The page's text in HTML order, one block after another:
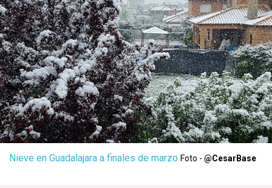
Nieve en Guadalajara a finales de marzo Foto - @CesarBase